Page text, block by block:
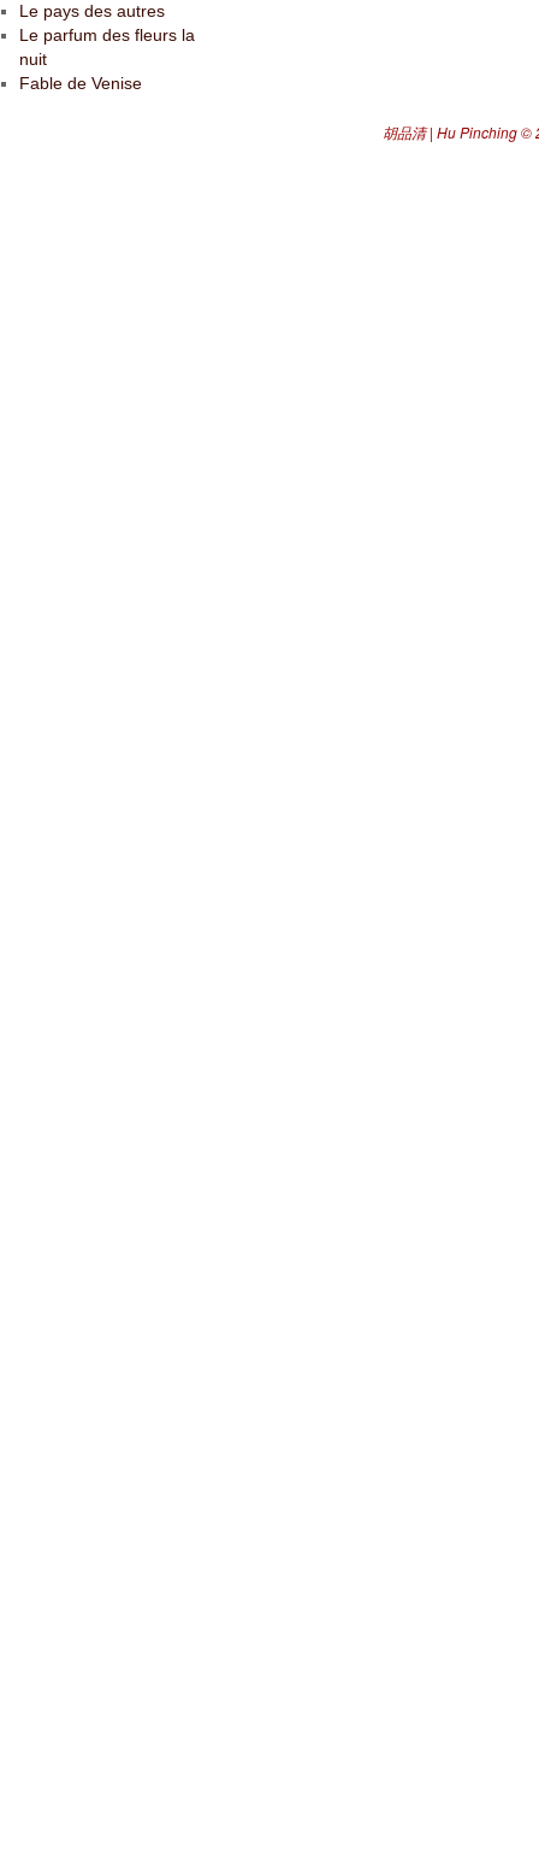
Le pays des autres
Le parfum des fleurs la
nuit
Fable de Venise
胡品清 | Hu Pinching©